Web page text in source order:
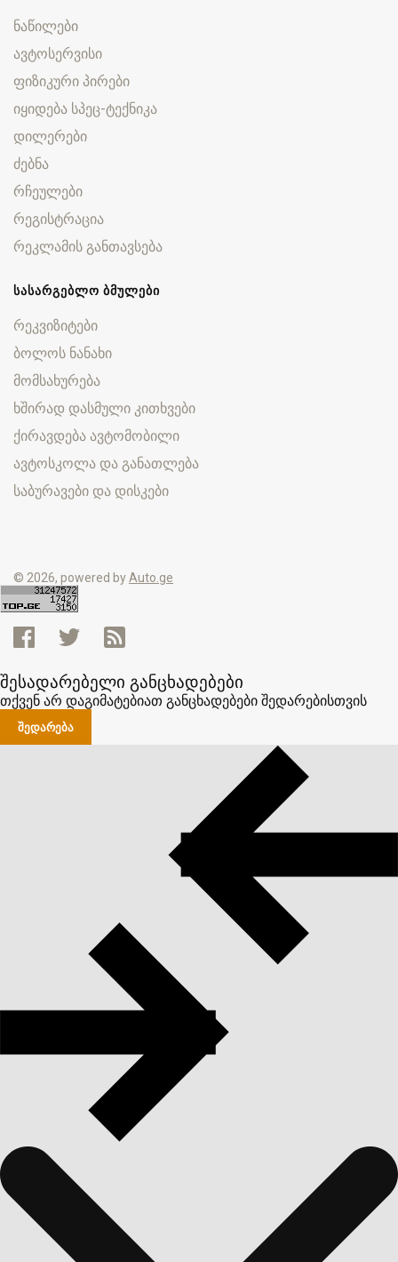
ნაწილები
ავტოსერვისი
ფიზიკური პირები
იყიდება სპეც-ტექნიკა
დილერები
ძებნა
რჩეულები
რეგისტრაცია
რეკლამის განთავსება
ᲡᲐᲡᲐᲠᲒᲔᲑᲚᲝ ᲑᲛᲣᲚᲔᲑᲘ
რეკვიზიტები
ბოლოს ნანახი
მომსახურება
ხშირად დასმული კითხვები
ქირავდება ავტომობილი
ავტოსკოლა და განათლება
საბურავები და დისკები
© 2026, powered byAuto.ge
შესადარებელი განცხადებები
თქვენ არ დაგიმატებიათ განცხადებები შედარებისთვის
ᲨᲔᲓᲐᲠᲔᲑᲐ